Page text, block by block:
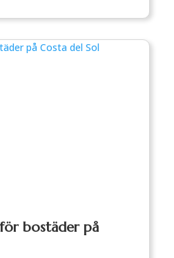
bostäder på